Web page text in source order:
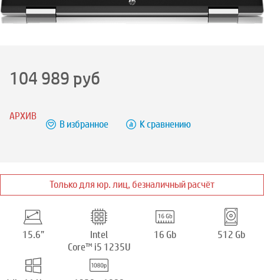
104 989 руб
АРХИВ
В избранное К сравнению
Только для юр. лиц, безналичный расчёт
15.6”
Intel
Core™ i5 1235U
16 Gb 512 Gb